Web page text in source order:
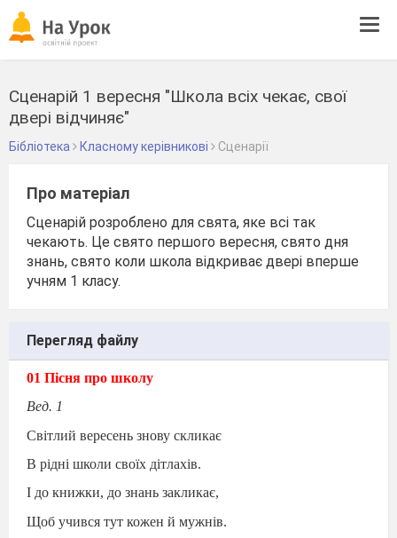
Сценарій 1 вересня "Школа всіх чекає, свої
двері відчиняє"
Бібліотека Класному керівникові Сценарії
Про матеріал
Сценарій розроблено для свята, яке всі так
чекають. Це свято першого вересня, свято дня
знань, свято коли школа відкриває двері вперше
учням 1 класу.
Перегляд файлу
01 Пісня про школу
Вед. 1
Світлий вересень знову скликає
В рідні школи своїх дітлахів.
І до книжки, до знань закликає,
Щоб учився тут кожен й мужнів.